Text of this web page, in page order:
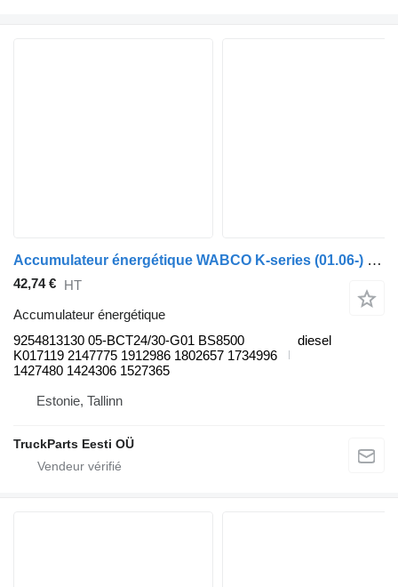
Accumulateur énergétique WABCO K-series (01.06-) 9254813130 pour Scania K,N,F-series bus (2006-)
42,74 € HT
Accumulateur énergétique
9254813130 05-BCT24/30-G01 BS8500
K017119 2147775 1912986 1802657 1734996
1427480 1424306 1527365
diesel
Estonie, Tallinn
TruckParts Eesti OÜ